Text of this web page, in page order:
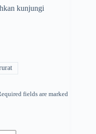
kunjungi
fields are marked